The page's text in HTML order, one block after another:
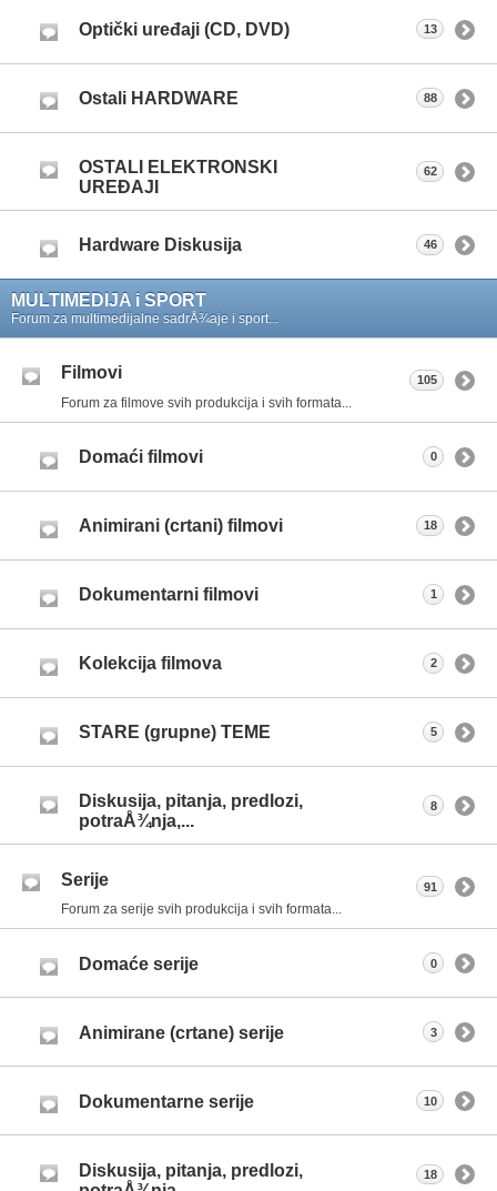
Optički uređaji (CD, DVD) 13
Ostali HARDWARE 88
OSTALI ELEKTRONSKI
UREĐAJI
62
Hardware Diskusija 46
MULTIMEDIJA i SPORT
Forum za multimedijalne sadrÅ¾aje i sport...
Filmovi
Forum za filmove svih produkcija i svih formata...
105
Domaći filmovi 0
Animirani (crtani) filmovi 18
Dokumentarni filmovi 1
Kolekcija filmova 2
STARE (grupne) TEME 5
Diskusija, pitanja, predlozi,
potraÅ¾nja,...
8
Serije
Forum za serije svih produkcija i svih formata...
91
Domaće serije 0
Animirane (crtane) serije 3
Dokumentarne serije 10
Diskusija, pitanja, predlozi,
18